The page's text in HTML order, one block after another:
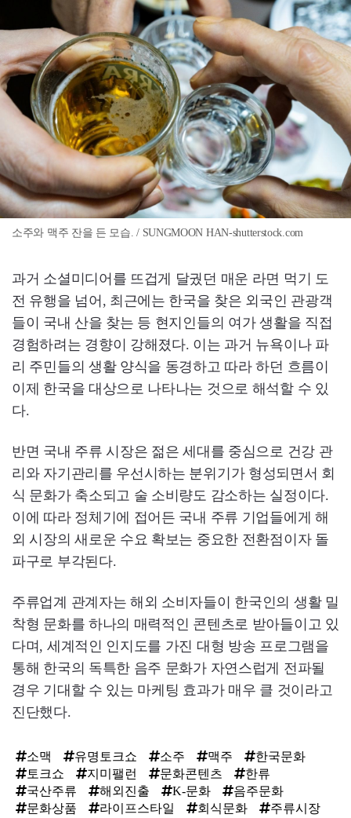
소주와 맥주 잔을 든 모습. / SUNGMOON HAN-shutterstock.com
과거 소셜미디어를 뜨겁게 달궜던 매운 라면 먹기 도
전 유행을 넘어, 최근에는 한국을 찾은 외국인 관광객
들이 국내 산을 찾는 등 현지인들의 여가 생활을 직접
경험하려는 경향이 강해졌다. 이는 과거 뉴욕이나 파
리 주민들의 생활 양식을 동경하고 따라 하던 흐름이
이제 한국을 대상으로 나타나는 것으로 해석할 수 있
다.
반면 국내 주류 시장은 젊은 세대를 중심으로 건강 관
리와 자기관리를 우선시하는 분위기가 형성되면서 회
식 문화가 축소되고 술 소비량도 감소하는 실정이다.
이에 따라 정체기에 접어든 국내 주류 기업들에게 해
외 시장의 새로운 수요 확보는 중요한 전환점이자 돌
파구로 부각된다.
주류업계 관계자는 해외 소비자들이 한국인의 생활 밀
착형 문화를 하나의 매력적인 콘텐츠로 받아들이고 있
다며, 세계적인 인지도를 가진 대형 방송 프로그램을
통해 한국의 독특한 음주 문화가 자연스럽게 전파될
경우 기대할 수 있는 마케팅 효과가 매우 클 것이라고
진단했다.
소맥 유명토크쇼 소주 맥주
한국문화
토크쇼
지미팰런 문화콘텐츠
한류
국산주류
해외진출 K-문화
음주문화
문화상품
라이프스타일 회식문화
주류시장